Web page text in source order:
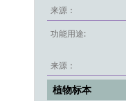
来源：
功能用途:
来源：
植物标本